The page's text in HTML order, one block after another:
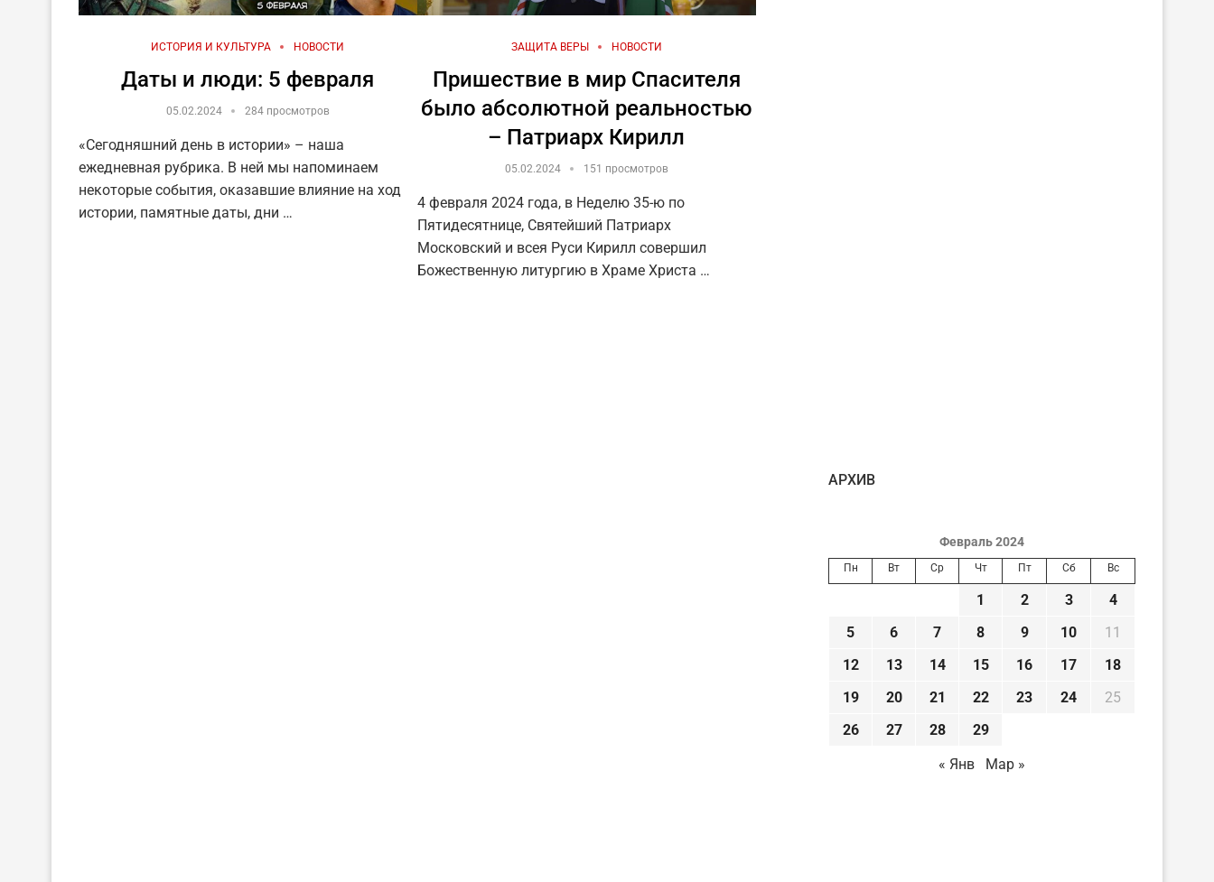
ИСТОРИЯ И КУЛЬТУРА НОВОСТИ
Даты и люди: 5 февраля
05.02.2024 284 просмотров
«Сегодняшний день в истории» – наша
ежедневная рубрика. В ней мы напоминаем
некоторые события, оказавшие влияние на ход
истории, памятные даты, дни …
ЗАЩИТА ВЕРЫ НОВОСТИ
Пришествие в мир Спасителя
было абсолютной реальностью
– Патриарх Кирилл
05.02.2024 151 просмотров
4 февраля 2024 года, в Неделю 35-ю по
Пятидесятнице, Святейший Патриарх
Московский и всея Руси Кирилл совершил
Божественную литургию в Храме Христа …
AРХИВ
Февраль 2024
Пн Вт Ср Чт Пт Сб Вс
1 2 3
4
5
6 7 8 9 10
11
12
13 14 15 16 17
18
19
20 21 22 23 24
25
26
27 28
29
« Янв
Мар »